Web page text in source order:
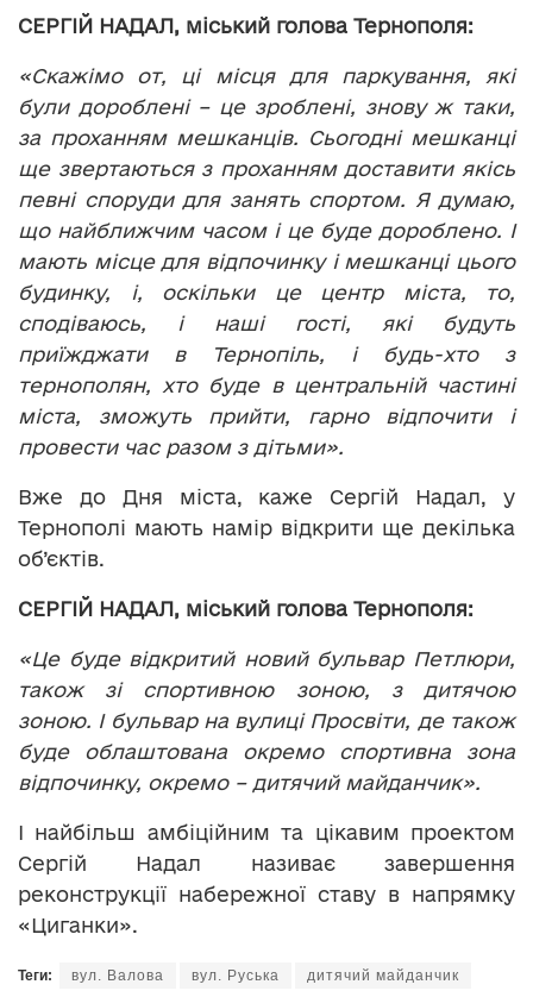
СЕРГІЙ НАДАЛ, міський голова Тернополя:
«Скажімо от, ці місця для паркування, які
були дороблені – це зроблені, знову ж таки,
за проханням мешканців. Сьогодні мешканці
ще звертаються з проханням доставити якісь
певні споруди для занять спортом. Я думаю,
що найближчим часом і це буде дороблено. І
мають місце для відпочинку і мешканці цього
будинку, і, оскільки це центр міста, то,
сподіваюсь, і наші гості, які будуть
приїжджати в Тернопіль, і будь-хто з
тернополян, хто буде в центральній частині
міста, зможуть прийти, гарно відпочити і
провести час разом з дітьми».
Вже до Дня міста, каже Сергій Надал, у
Тернополі мають намір відкрити ще декілька
об’єктів.
СЕРГІЙ НАДАЛ, міський голова Тернополя:
«Це буде відкритий новий бульвар Петлюри,
також зі спортивною зоною, з дитячою
зоною. І бульвар на вулиці Просвіти, де також
буде облаштована окремо спортивна зона
відпочинку, окремо – дитячий майданчик».
І найбільш амбіційним та цікавим проектом
Сергій Надал називає завершення
реконструкції набережної ставу в напрямку
«Циганки».
Теги: вул. Валова вул. Руська дитячий майданчик